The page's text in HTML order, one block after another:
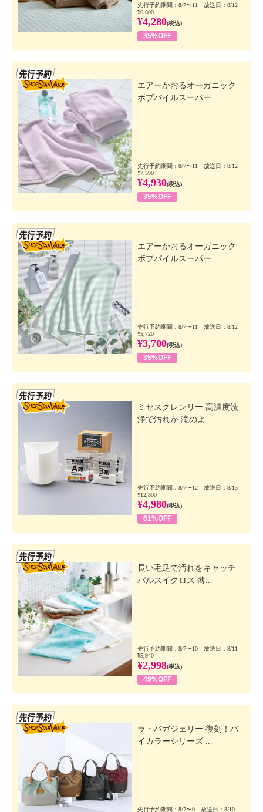
先行予約期間：8/7〜11 放送日：8/12
¥6,600
¥4,280(税込)
35%OFF
エアーかおるオーガニック
ボブパイルスーパー...
先行予約期間：8/7〜11 放送日：8/12
¥7,590
¥4,930(税込)
35%OFF
エアーかおるオーガニック
ボブパイルスーパー...
先行予約期間：8/7〜11 放送日：8/12
¥5,720
¥3,700(税込)
35%OFF
ミセスクレンリー 高濃度洗
浄で汚れが 滝のよ...
先行予約期間：8/7〜12 放送日：8/13
¥12,800
¥4,980(税込)
61%OFF
長い毛足で汚れをキャッチ
パルスイクロス 薄...
先行予約期間：8/7〜10 放送日：8/11
¥5,940
¥2,998(税込)
49%OFF
ラ・バガジェリー 復刻！バ
イカラーシリーズ ...
先行予約期間：8/7〜9 放送日：8/10